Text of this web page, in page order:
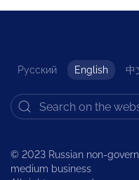
Русский English 中
© 2023 Russian non-
medium business